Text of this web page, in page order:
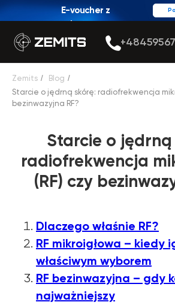
E-voucher z
rabatem
Zemits / Blog /
Starcie o jędrną skórę: radiofrekwencja
bezinwazyjna RF?
Starcie o jędrną
radiofrekwencja
(RF) czy
Dlaczego właśnie RF?
RF mikroigłowa – kiedy
właściwym wyborem
RF bezinwazyjna – gdy
najważniejszy